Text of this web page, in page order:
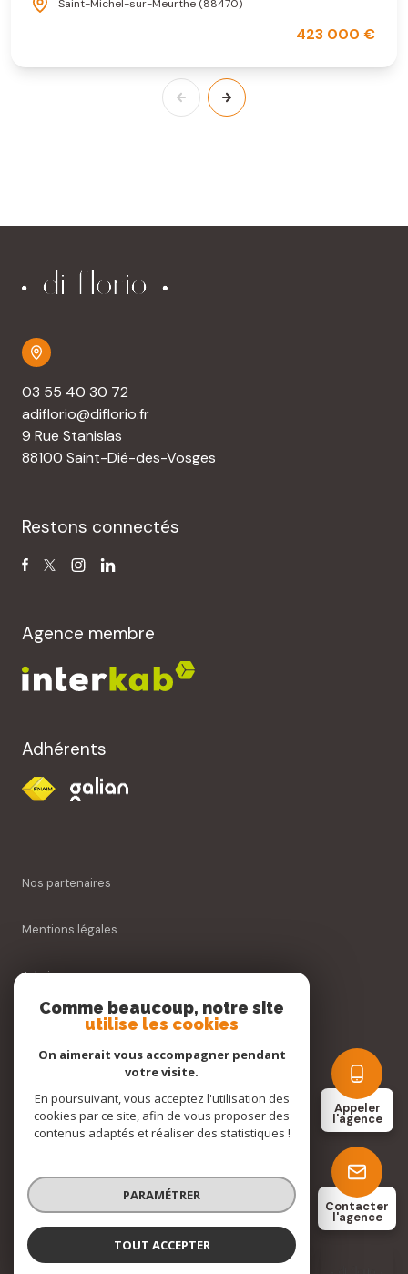
Agence Immobilière Di Florio
Appeler
l'agence
Contacter
l'agence
Saint-Michel-sur-Meurthe (88470)
423 000 €
03 55 40 30 72
adiflorio@diflorio.fr
9 Rue Stanislas
88100 Saint-Dié-des-Vosges
Restons connectés
Agence membre
Adhérents
Nos partenaires
Mentions légales
Admin
Nos honoraires
Cookies
© 2026 | Tous droits réservés
Réalisé par
Comme beaucoup, notre site
utilise les cookies
On aimerait vous accompagner pendant
votre visite.
En poursuivant, vous acceptez l'utilisation des
cookies par ce site, afin de vous proposer des
contenus adaptés et réaliser des statistiques !
PARAMÉTRER
TOUT ACCEPTER